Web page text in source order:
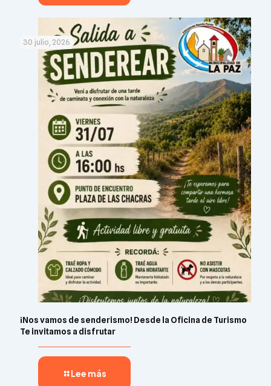
30 julio, 2026
¡Nos vamos de senderismo! Desde la Oficina de Turismo
Te invitamos a disfrutar
Lee más